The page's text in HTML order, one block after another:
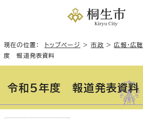
現在の位置： トップページ >市政 >広報・広聴
度 報道発表資料
令和5年度 報道発表資料